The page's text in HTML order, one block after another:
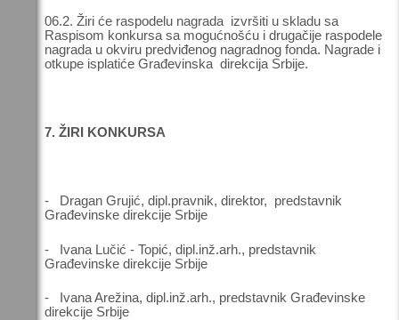
06.2. Žiri će raspodelu nagrada izvršiti u skladu sa
Raspisom konkursa sa mogućnošću i drugačije raspodele
nagrada u okviru predviđenog nagradnog fonda. Nagrade i
otkupe isplatiće Građevinska direkcija Srbije.
7. ŽIRI KONKURSA
- Dragan Grujić, dipl.pravnik, direktor, predstavnik
Građevinske direkcije Srbije
- Ivana Lučić - Topić, dipl.inž.arh., predstavnik
Građevinske direkcije Srbije
- Ivana Arežina, dipl.inž.arh., predstavnik Građevinske
direkcije Srbije